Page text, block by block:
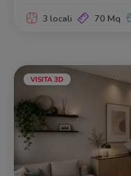
3 locali 70 Mq
VISITA 3D